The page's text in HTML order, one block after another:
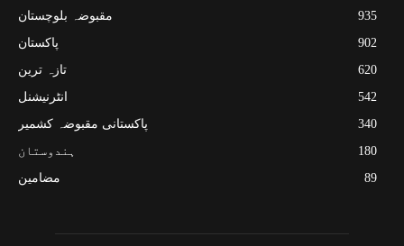
مقبوضہ بلوچستان
935
پاکستان
902
تازہ ترین
620
انٹرنیشنل
542
پاکستانی مقبوضہ کشمیر
340
ہندوستان
180
مضامین
89